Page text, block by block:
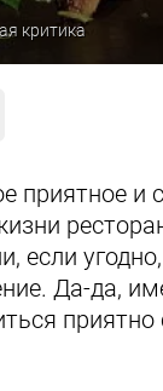
критика
приятное и
если
Да-да,
приятно